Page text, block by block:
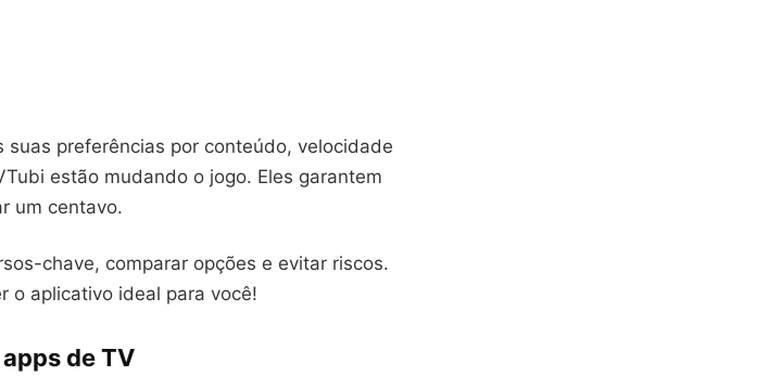
suas preferências por conteúdo, velocidade
estão mudando o jogo. Eles garantem
um centavo.
chave, comparar opções e evitar riscos.
o aplicativo ideal para você!
de TV